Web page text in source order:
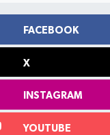
FACEBOOK
X
INSTAGRAM
YOUTUBE